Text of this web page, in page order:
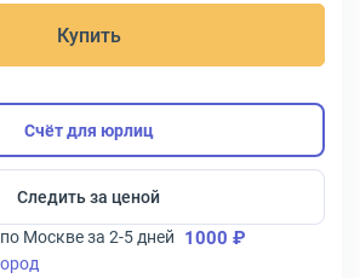
Купить
Счёт для юрлиц
Следить за ценой
Москве за 2-5 дней 1000 ₽